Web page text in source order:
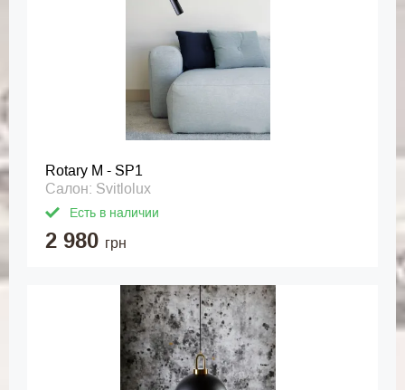
Rotary M - SP1
Салон: Svitlolux
Есть в наличии
2 980 грн